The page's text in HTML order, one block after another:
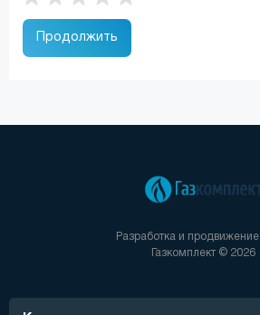
Продолжить
Разработка и продвижение
Газкомплект © 2026